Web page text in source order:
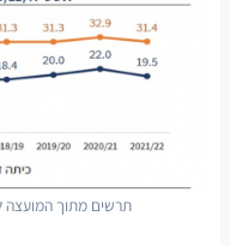
תרשים מתוך המועצה